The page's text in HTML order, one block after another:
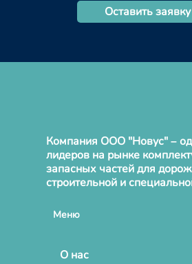
Оставить заявку
Компания ООО "Новус" –
лидеров на рынке
запасных частей для
строительной и
Меню
О нас